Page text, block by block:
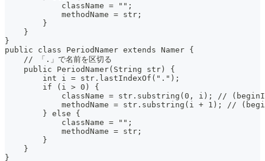
            className = "";
            methodName = str;
        }
    }
}
public class PeriodNamer extends Namer {
    // 「.」で名前を区切る
    public PeriodNamer(String str) {
        int i = str.lastIndexOf(".");
        if (i > 0) {
className = str.substring(0, i); //
methodName = str.substring(i + 1); //
        } else {
            className = "";
            methodName = str;
        }
    }
}